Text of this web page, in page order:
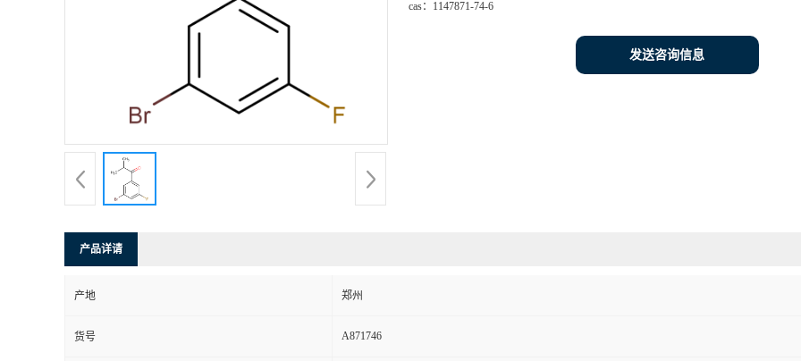
cas： 1147871-74-6
发送咨询信息
产品详请
产地 郑州
货号 A871746